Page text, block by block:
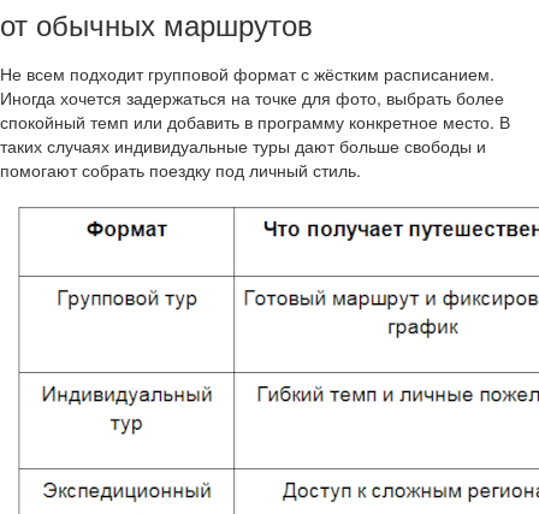
от обычных маршрутов
Не всем подходит групповой формат с жёстким расписанием.
Иногда хочется задержаться на точке для фото, выбрать более
спокойный темп или добавить в программу конкретное место. В
таких случаях индивидуальные туры дают больше свободы и
помогают собрать поездку под личный стиль.